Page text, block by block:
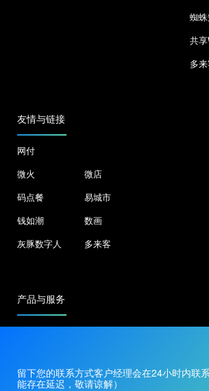
留下您的联系方式客户经理会在24小时内联
能存在延迟，敬请谅解）
蜘
共
多
友情与链接
网付
微火
码点餐
钱如潮
灰豚数字人
微店
易城市
数画
多来客
产品与服务
合作申请：400-8080-858
地址：浙江省温州市鹿城区松台街道望江东路迎